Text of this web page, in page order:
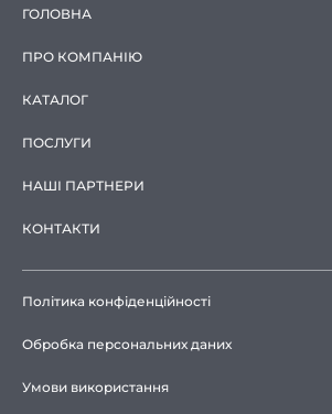
ГОЛОВНА
ПРО КОМПАНІЮ
КАТАЛОГ
ПОСЛУГИ
НАШІ ПАРТНЕРИ
КОНТАКТИ
Політика конфіденційності
Обробка персональних даних
Умови використання